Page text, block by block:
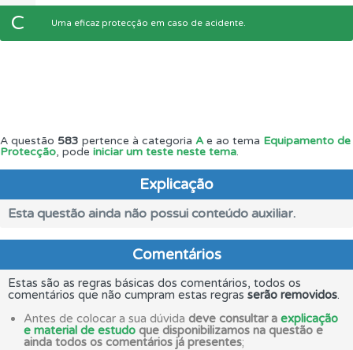
C Uma eficaz protecção em caso de acidente.
A questão 583 pertence à categoria Ae ao tema Equipamento de
Protecção, pode iniciar um teste neste tema.
Explicação
Esta questão ainda não possui conteúdo auxiliar.
Comentários
Estas são as regras básicas dos comentários, todos os
comentários que não cumpram estas regras serão removidos.
Antes de colocar a sua dúvida deve consultar a explicação
e material de estudo que disponibilizamos na questão e
ainda todos os comentários já presentes;